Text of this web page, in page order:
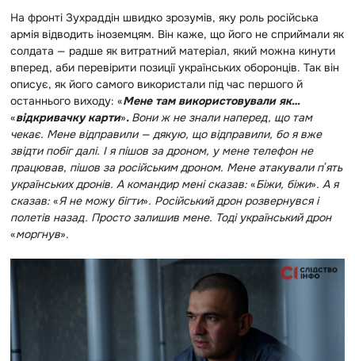
На фронті Зухраддін швидко зрозумів, яку роль російська
армія відводить іноземцям. Він каже, що його не сприймали як
солдата — радше як витратний матеріал, який можна кинути
вперед, аби перевірити позиції українських оборонців. Так він
описує, як його самого використали під час першого й
останнього виходу: «Мене там використовували як…
«відкривачку карти». Вони ж не знали наперед, що там
чекає. Мене відправили — дякую, що відправили, бо я вже
звідти побіг далі. І я пішов за дроном, у мене телефон не
працював, пішов за російським дроном. Мене атакували пʼять
українських дронів. А командир мені сказав: «Біжи, біжи». А я
сказав: «Я не можу бігти». Російський дрон розвернувся і
полетів назад. Просто залишив мене. Тоді український дрон
«моргнув».